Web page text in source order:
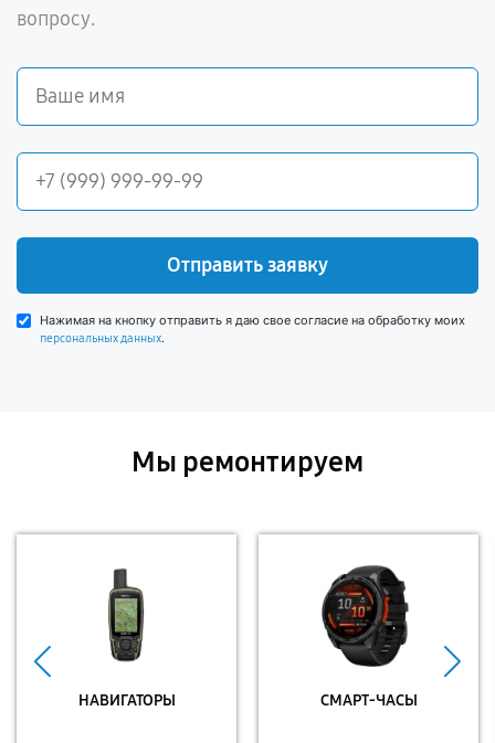
вопросу.
Отправить заявку
Нажимая на кнопку отправить я даю свое согласие на обработку моих
персональных данных.
Мы ремонтируем
НАВИГАТОРЫ СМАРТ-ЧАСЫ